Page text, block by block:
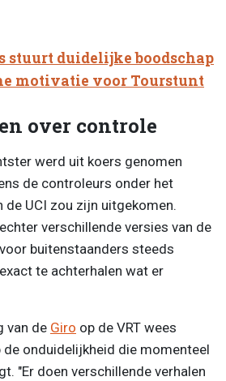
stuurt duidelijke boodschap
motivatie voor Tourstunt
over controle
werd uit koers genomen
de controleurs onder het
UCI zou zijn uitgekomen.
verschillende versies van de
buitenstaanders steeds
te achterhalen wat er
van de Giro op de VRT wees
de onduidelijkheid die momenteel
"Er doen verschillende verhalen